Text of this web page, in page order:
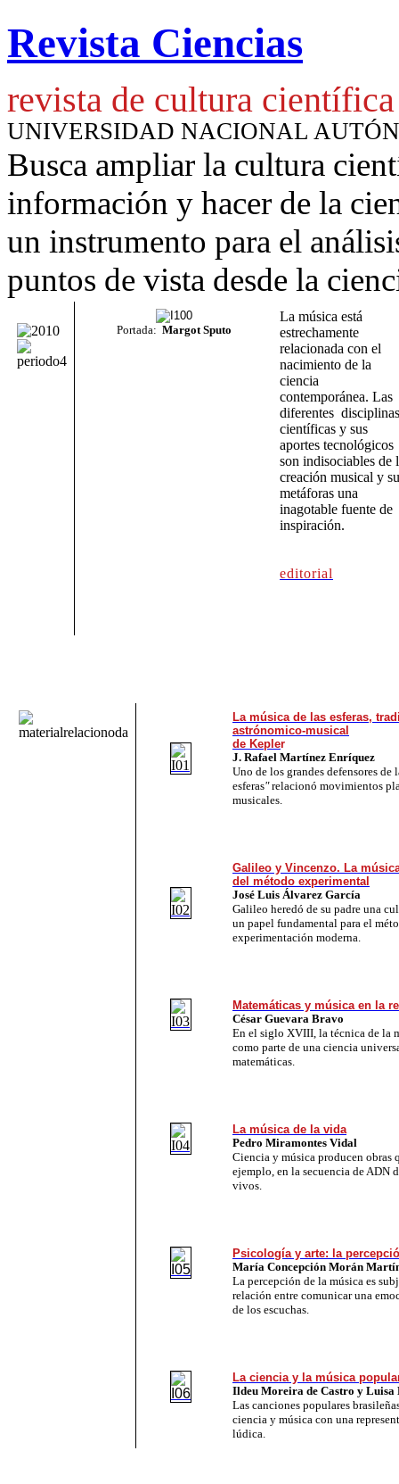
Revista Ciencias
revista de cultura científica
UNIVERSIDAD NACIONAL
Busca ampliar la cultura
información y hacer de la
un instrumento para el
puntos de vista desde la
Portada: Margot Sputo
La música está
estrechamente
relacionada con el
nacimiento de la
ciencia
contemporánea. Las
diferentes disciplinas
científicas y sus
aportes tecnológicos
son indisociables de
creación musical y
metáforas una
inagotable fuente de
inspiración.
editorial
La música de las esferas,
astrónomico-musical
de Kepler
J. Rafael Martínez Enríquez
Uno de los grandes defensores de
esferas" relacionó movimientos
musicales.
Galileo y Vincenzo. La
del método experimental
José Luis Álvarez García
Galileo heredó de su padre una
un papel fundamental para el
experimentación moderna.
Matemáticas y música en la
César Guevara Bravo
En el siglo XVIII, la técnica de la
como parte de una ciencia
matemáticas.
La música de la vida
Pedro Miramontes Vidal
Ciencia y música producen obras
ejemplo, en la secuencia de ADN
vivos.
Psicología y arte: la
María Concepción Morán
La percepción de la música es
relación entre comunicar una
de los escuchas.
La ciencia y la música
Ildeu Moreira de Castro y Luisa
Las canciones populares
ciencia y música con una
lúdica.